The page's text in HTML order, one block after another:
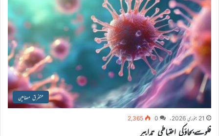
متفرق مضامین
21 جنوری 2026ء 0
2,365
فلوسےبچاؤکی احتیاطی تدابیر